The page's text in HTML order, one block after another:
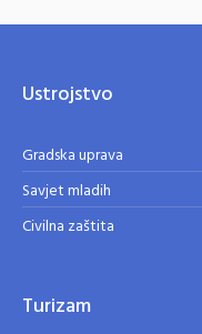
Ustrojstvo
Gradska uprava
Savjet mladih
Civilna zaštita
Turizam